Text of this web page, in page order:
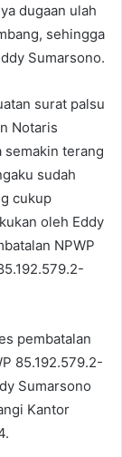
dugaan ulah
sehingga
Sumarsono.
surat palsu
Notaris
semakin terang
sudah
cukup
oleh Eddy
NPWP
pembatalan
85.192.579.2-
Sumarsono
Kantor